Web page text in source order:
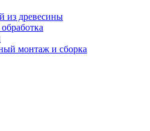
из древесины
монтаж и сборка